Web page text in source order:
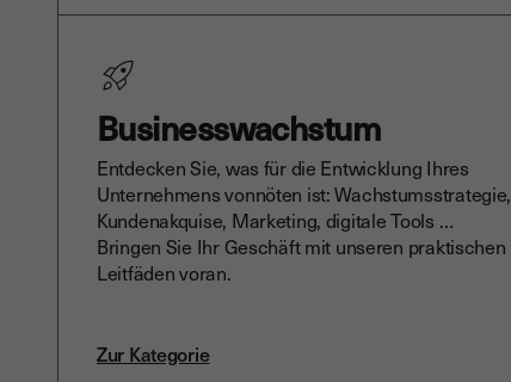
Businesswachstum
Entdecken Sie, was für die Entwicklung Ihres
Unternehmens vonnöten ist: Wachstumsstrategie,
Kundenakquise, Marketing, digitale Tools …
Bringen Sie Ihr Geschäft mit unseren praktischen
Leitfäden voran.
Zur Kategorie